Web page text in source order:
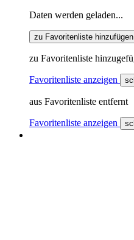
Daten werden geladen...
zu Favoritenliste hinzufügen
zu Favoritenliste
Favoritenliste anzeigen
aus Favoritenliste entfernt
Favoritenliste anzeigen